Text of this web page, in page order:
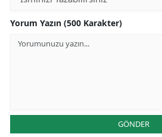
Yorum Yazın (500 Karakter)
GÖNDER